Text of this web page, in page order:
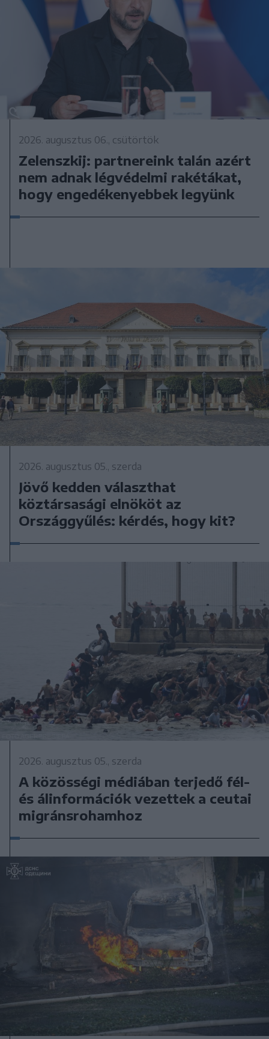
2026. augusztus 06., csütörtök
Zelenszkij: partnereink talán azért
nem adnak légvédelmi rakétákat,
hogy engedékenyebbek legyünk
2026. augusztus 05., szerda
Jövő kedden választhat
köztársasági elnököt az
Országgyűlés: kérdés, hogy kit?
2026. augusztus 05., szerda
A közösségi médiában terjedő fél-
és álinformációk vezettek a ceutai
migránsrohamhoz